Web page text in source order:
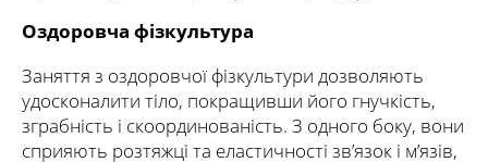
Оздоровча фізкультура
Заняття з оздоровчої фізкультури дозволяють
удосконалити тіло, покращивши його гнучкість,
зграбність і скоординованість. З одного боку, вони
сприяють розтяжці та еластичності зв’язок і м’язів,